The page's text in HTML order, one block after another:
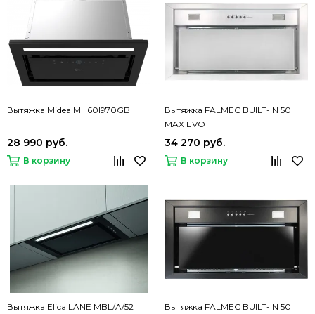
Вытяжка Midea MH60I970GB
28 990 руб.
В корзину
Вытяжка FALMEC BUILT-IN 50
MAX EVO
34 270 руб.
В корзину
Вытяжка Elica LANE MBL/A/52
Вытяжка FALMEC BUILT-IN 50